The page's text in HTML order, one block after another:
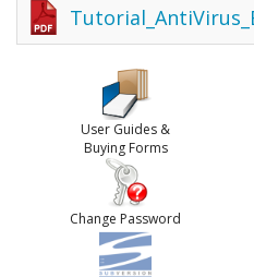
User Guides &
Buying Forms
Change Password